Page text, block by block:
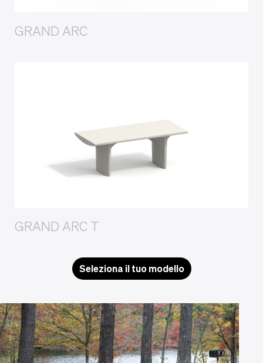
GRAND ARC
GRAND ARC T
Seleziona il tuo modello